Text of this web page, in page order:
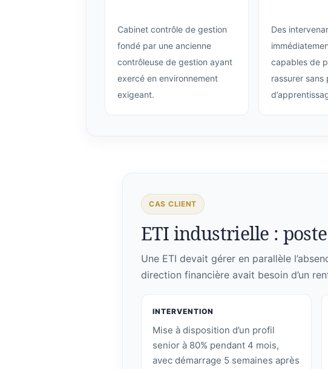
Cabinet contrôle de gestion
fondé par une ancienne
contrôleuse de gestion ayant
exercé en environnement
exigeant.
Des
capables de
rassurer sans
CAS CLIENT
ETI industrielle :
Une ETI devait gérer en parallèle
direction financière avait besoin d’un
INTERVENTION
Mise à disposition d’un profil
senior à 80% pendant 4 mois,
avec démarrage 5 semaines après